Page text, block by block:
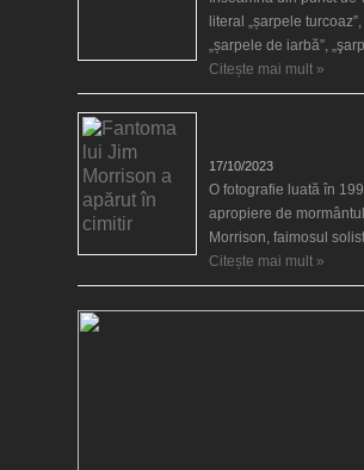
literal „șarpele turcoaz”,
„șarpele de iarbă”,
Citește mai mult »
17/10/2023
O fotografie luată în
apropiere de
Morrison, faimosul
Citește mai mult »